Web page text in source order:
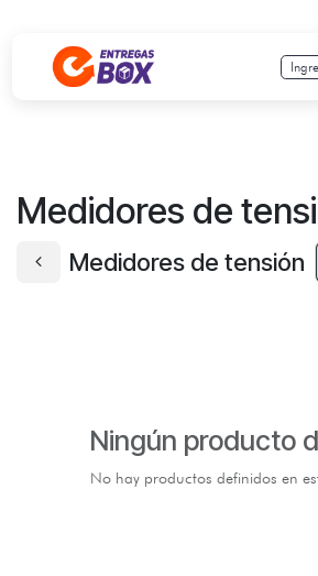
Medidores de
Medidores de tensión
Ningún producto
No hay productos definidos en